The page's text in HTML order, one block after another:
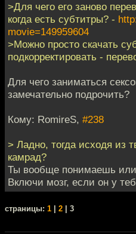
>Для чего его заново
когда есть субтитры? -
movie=149959604
>Можно просто скачать
подкорректировать -
Для чего заниматься
замечательно подрочить?
Кому: RomireS, #238
> Ладно, тогда исходя из
камрад?
Ты вообще понимаешь
Включи мозг, если он у
cтраницы: 1 2 | 3